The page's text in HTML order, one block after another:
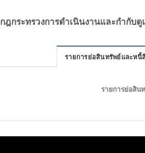
กฎกระทรวงการดำเนินงานและกำกับ
รายการย่อสินทรัพย์และหนี้
รายการย่อสิน